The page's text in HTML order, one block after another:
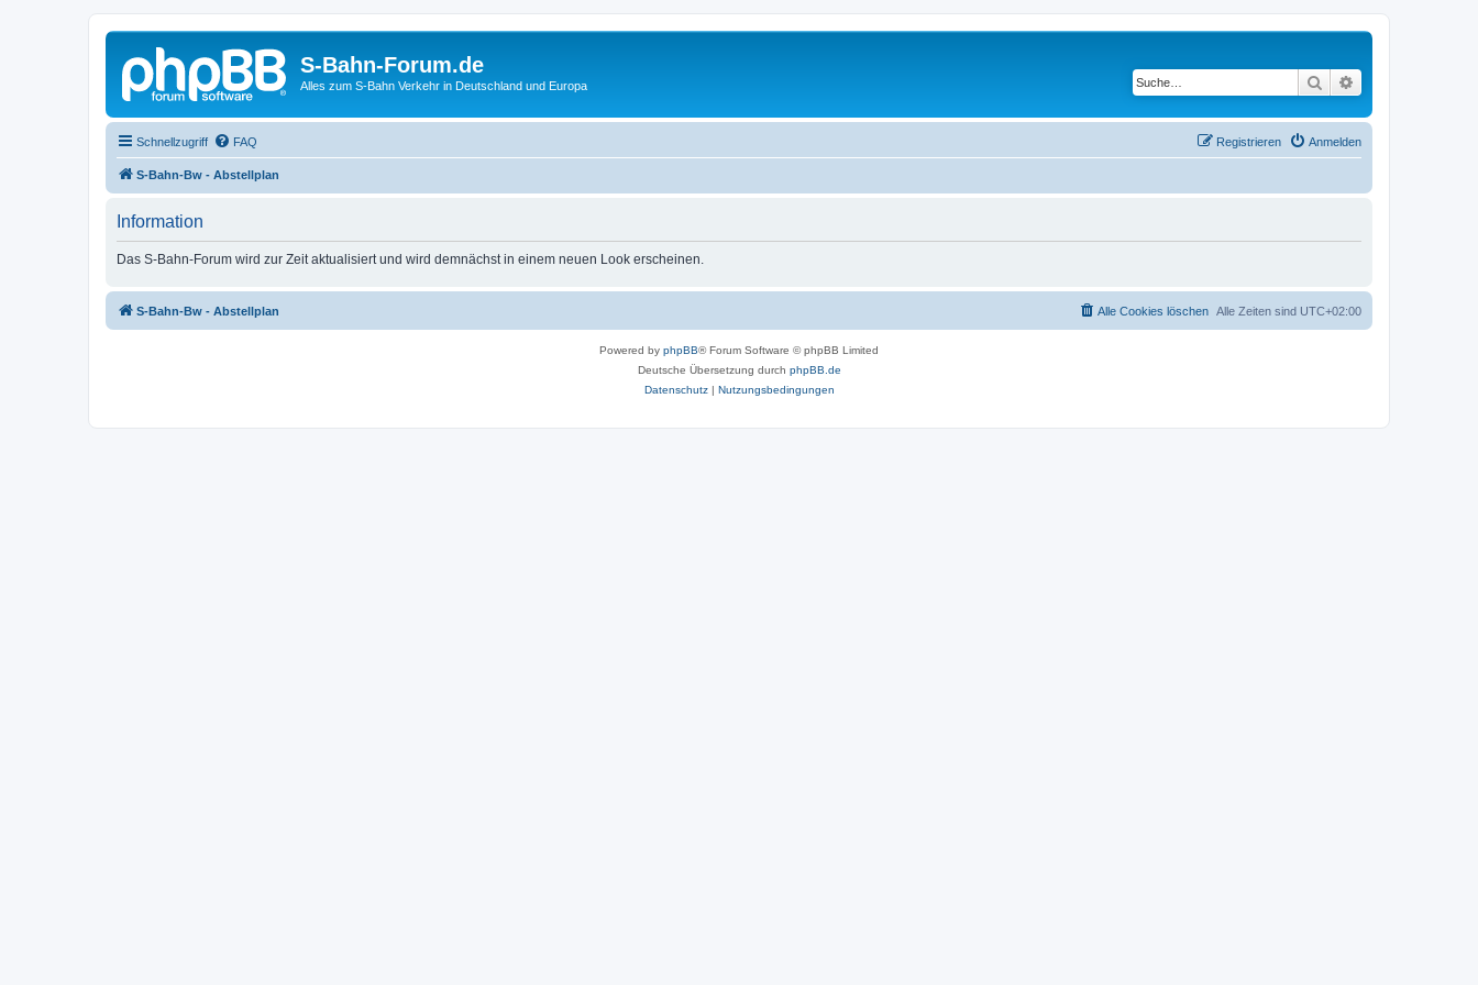
S-Bahn-Forum.de
Alles zum S-Bahn Verkehr in Deutschland und Europa Suche
Schnellzugriff FAQ Anmelden
Registrieren
S-Bahn-Bw - Abstellplan
Information
Das S-Bahn-Forum wird zur Zeit aktualisiert und wird demnächst in einem neuen Look erscheinen.
S-Bahn-Bw - Abstellplan Alle Zeiten sind UTC+02:00
Alle Cookies löschen
Powered by phpBB® Forum Software © phpBB Limited
Deutsche Übersetzung durch phpBB.de
Datenschutz| Nutzungsbedingungen